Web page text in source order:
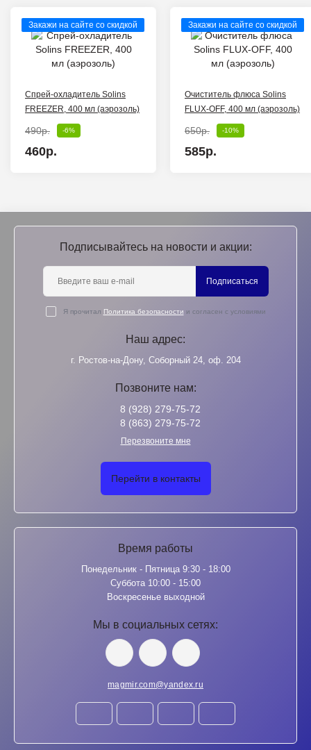
Закажи на сайте со скидкой
Спрей-охладитель Solins
FREEZER, 400 мл (аэрозоль)
490р. -6%
460р.
Закажи на сайте со скидкой
Очиститель флюса Solins
FLUX-OFF, 400 мл (аэрозоль)
650р. -10%
585р.
Подписывайтесь на новости и акции:
Подписаться
Я прочитал Политика безопасности и согласен с условиями
Наш адрес:
г. Ростов-на-Дону, Соборный 24, оф. 204
Позвоните нам:
8 (928) 279-75-72
8 (863) 279-75-72
Перезвоните мне
Перейти в контакты
Время работы
Понедельник - Пятница 9:30 - 18:00
Суббота 10:00 - 15:00
Воскресенье выходной
Мы в социальных сетях:
magmir.com@yandex.ru